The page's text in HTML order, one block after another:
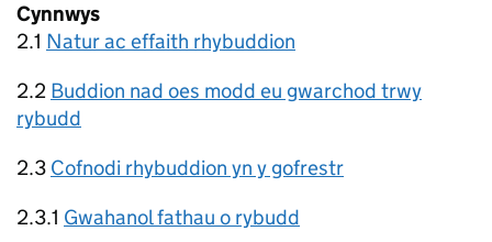
Cynnwys
2.1 Natur ac effaith rhybuddion
2.2 Buddion nad oes modd eu gwarchod trwy
rybudd
2.3 Cofnodi rhybuddion yn y gofrestr
2.3.1 Gwahanol fathau o rybudd